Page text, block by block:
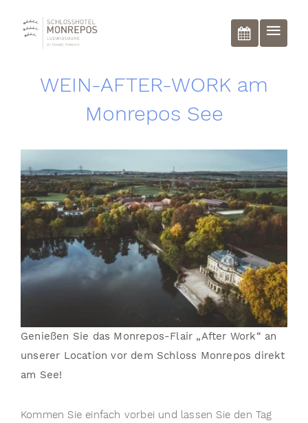
BUCHEN
WEIN-AFTER-WORK am
Monrepos See
Genießen Sie das Monrepos-Flair „After Work“ an
unserer Location vor dem Schloss Monrepos direkt
am See!
Kommen Sie einfach vorbei und lassen Sie den Tag